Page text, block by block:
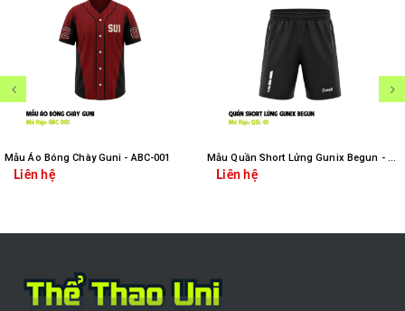
Mẫu Áo Bóng Chày Guni - ABC-001
Liên hệ
Mẫu Quần Short Lửng Gunix Begun - QSL-01
Liên hệ